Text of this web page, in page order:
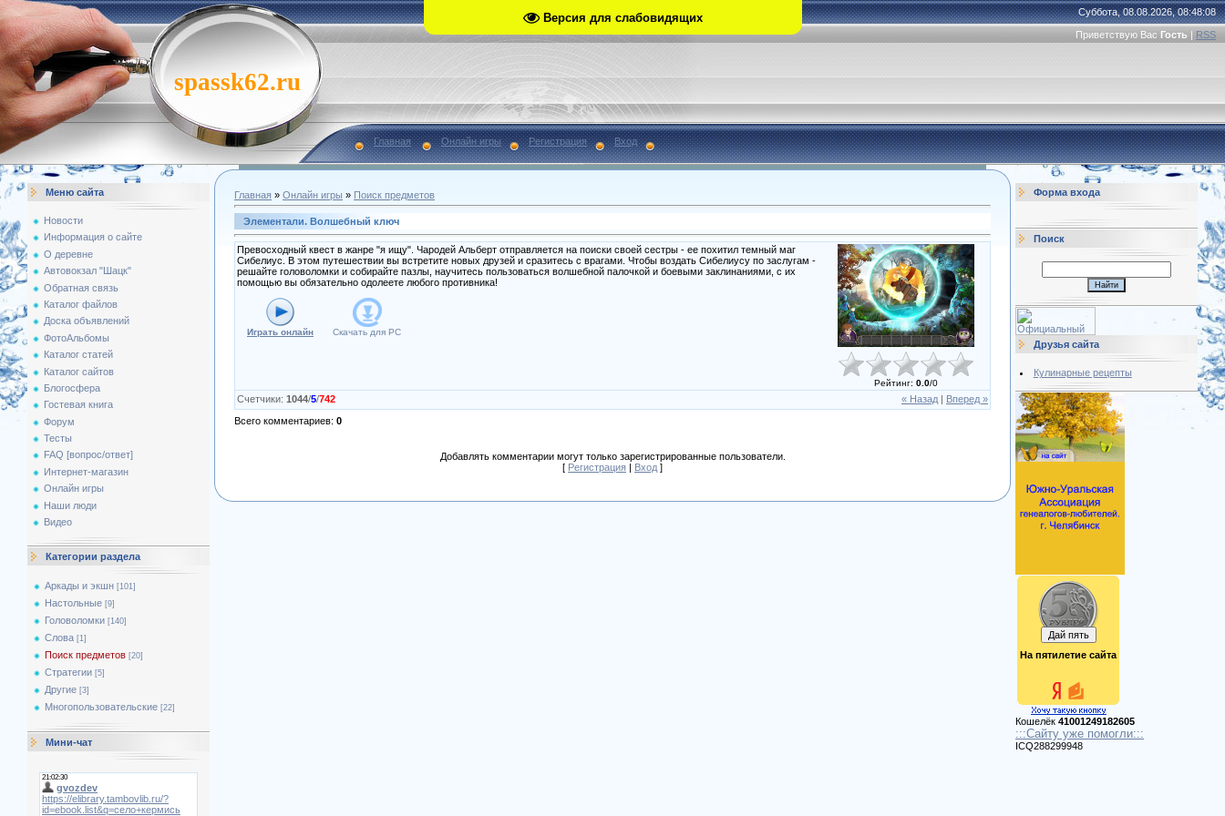
Версия для слабовидящих
spassk62.ru
Суббота, 08.08.2026, 08:48:08
Приветствую Вас Гость | RSS
Главная Онлайн игры Регистрация Вход
Меню сайта
Новости
Информация о сайте
О деревне
Автовокзал "Шацк"
Обратная связь
Каталог файлов
Доска объявлений
ФотоАльбомы
Каталог статей
Каталог сайтов
Блогосфера
Гостевая книга
Форум
Тесты
FAQ [вопрос/ответ]
Интернет-магазин
Онлайн игры
Наши люди
Видео
Категории раздела
Аркады и экшн [101]
Настольные [9]
Головоломки [140]
Слова [1]
Поиск предметов [20]
Стратегии [5]
Другие [3]
Многопользовательские [22]
Мини-чат
Главная » Онлайн игры » Поиск предметов
Элементали. Волшебный ключ
Превосходный квест в жанре "я ищу". Чародей Альберт отправляется на поиски своей сестры - ее похитил темный маг
Сибелиус. В этом путешествии вы встретите новых друзей и сразитесь с врагами. Чтобы воздать Сибелиусу по заслугам -
решайте головоломки и собирайте пазлы, научитесь пользоваться волшебной палочкой и боевыми заклинаниями, с их
помощью вы обязательно одолеете любого противника!
Играть онлайн Скачать для PC
Рейтинг: 0.0/0
« Назад Вперед »
Счетчики: 1044/5/742
Всего комментариев: 0
Добавлять комментарии могут только зарегистрированные пользователи.
[ Регистрация Вход ]
Форма входа
Поиск
Друзья сайта
Кулинарные рецепты
На пятилетие сайта
Кошелёк 41001249182605
:::Сайту уже помогли:::
ICQ288299948